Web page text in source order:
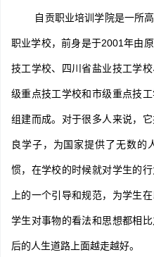
自贡职业培训学院是一所高
职业学校，前身是于2001年由
技工学校、四川省盐业技工学
级重点技工学校和市级重点技
组建而成。对于很多人来说，
良学子，为国家提供了无数的
惯，在学校的时候就对学生的
上的一个引导和规范，为学生
学生对事物的看法和思想都相
后的人生道路上面越走越好。